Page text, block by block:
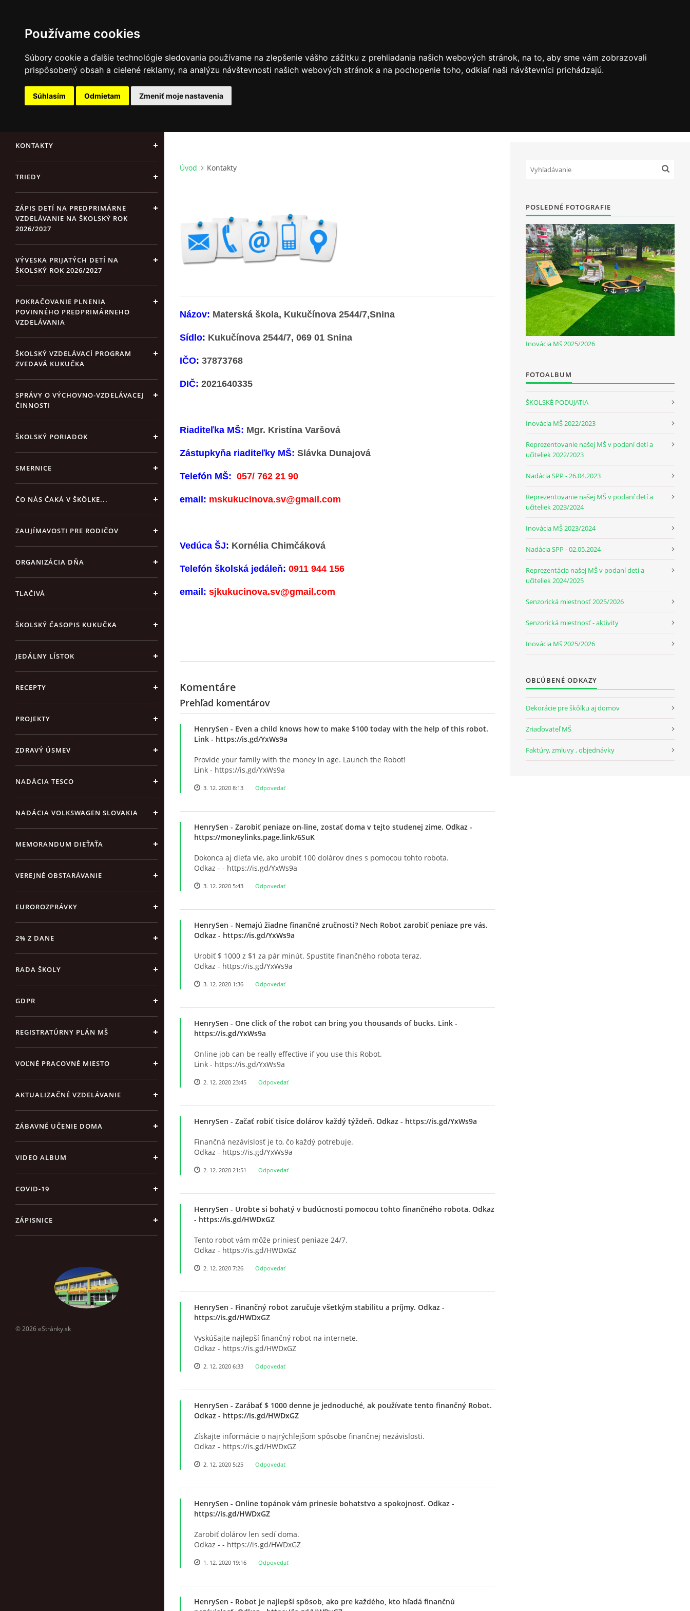
Používame cookies
Súbory cookie a ďalšie technológie sledovania používame na zlepšenie vášho zážitku z prehliadania našich webových stránok, na to, aby sme vám zobrazovali
prispôsobený obsah a cielené reklamy, na analýzu návštevnosti našich webových stránok a na pochopenie toho, odkiaľ naši návštevníci prichádzajú.
Súhlasím Odmietam Zmeniť moje nastavenia
KONTAKTY
TRIEDY
ZÁPIS DETÍ NA PREDPRIMÁRNE
VZDELÁVANIE NA ŠKOLSKÝ ROK
2026/2027
VÝVESKA PRIJATÝCH DETÍ NA
ŠKOLSKÝ ROK 2026/2027
POKRAČOVANIE PLNENIA
POVINNÉHO PREDPRIMÁRNEHO
VZDELÁVANIA
ŠKOLSKÝ VZDELÁVACÍ PROGRAM
ZVEDAVÁ KUKUČKA
SPRÁVY O VÝCHOVNO-VZDELÁVACEJ
ČINNOSTI
ŠKOLSKÝ PORIADOK
SMERNICE
ČO NÁS ČAKÁ V ŠKÔLKE...
ZAUJÍMAVOSTI PRE RODIČOV
ORGANIZÁCIA DŇA
TLAČIVÁ
ŠKOLSKÝ ČASOPIS KUKUČKA
JEDÁLNY LÍSTOK
RECEPTY
PROJEKTY
ZDRAVÝ ÚSMEV
NADÁCIA TESCO
NADÁCIA VOLKSWAGEN SLOVAKIA
MEMORANDUM DIEŤAŤA
VEREJNÉ OBSTARÁVANIE
EUROROZPRÁVKY
2% Z DANE
RADA ŠKOLY
GDPR
REGISTRATÚRNY PLÁN MŠ
VOĽNÉ PRACOVNÉ MIESTO
AKTUALIZAČNÉ VZDELÁVANIE
ZÁBAVNÉ UČENIE DOMA
VIDEO ALBUM
COVID-19
ZÁPISNICE
© 2026 eStránky.sk
Úvod Kontakty
Názov: Materská škola, Kukučínova 2544/7,Snina
Sídlo: Kukučínova 2544/7, 069 01 Snina
IČO: 37873768
DIČ: 2021640335
Riaditeľka MŠ: Mgr. Kristína Varšová
Zástupkyňa riaditeľky MŠ: Slávka Dunajová
Telefón MŠ: 057/ 762 21 90
email: mskukucinova.sv@gmail.com
Vedúca ŠJ: Kornélia Chimčáková
Telefón školská jedáleň: 0911 944 156
email: sjkukucinova.sv@gmail.com
Komentáre
Prehľad komentárov
HenrySen - Even a child knows how to make $100 today with the help of this robot.
Link - https://is.gd/YxWs9a
Provide your family with the money in age. Launch the Robot!
Link - https://is.gd/YxWs9a
3. 12. 2020 8:13 Odpovedať
HenrySen - Zarobiť peniaze on-line, zostať doma v tejto studenej zime. Odkaz -
https://moneylinks.page.link/6SuK
Dokonca aj dieťa vie, ako urobiť 100 dolárov dnes s pomocou tohto robota.
Odkaz - - https://is.gd/YxWs9a
3. 12. 2020 5:43 Odpovedať
HenrySen - Nemajú žiadne finančné zručnosti? Nech Robot zarobiť peniaze pre vás.
Odkaz - https://is.gd/YxWs9a
Urobiť $ 1000 z $1 za pár minút. Spustite finančného robota teraz.
Odkaz - https://is.gd/YxWs9a
3. 12. 2020 1:36 Odpovedať
HenrySen - One click of the robot can bring you thousands of bucks. Link -
https://is.gd/YxWs9a
Online job can be really effective if you use this Robot.
Link - https://is.gd/YxWs9a
2. 12. 2020 23:45 Odpovedať
HenrySen - Začať robiť tisíce dolárov každý týždeň. Odkaz - https://is.gd/YxWs9a
Finančná nezávislosť je to, čo každý potrebuje.
Odkaz - https://is.gd/YxWs9a
2. 12. 2020 21:51 Odpovedať
HenrySen - Urobte si bohatý v budúcnosti pomocou tohto finančného robota. Odkaz
- https://is.gd/HWDxGZ
Tento robot vám môže priniesť peniaze 24/7.
Odkaz - https://is.gd/HWDxGZ
2. 12. 2020 7:26 Odpovedať
HenrySen - Finančný robot zaručuje všetkým stabilitu a príjmy. Odkaz -
https://is.gd/HWDxGZ
Vyskúšajte najlepší finančný robot na internete.
Odkaz - https://is.gd/HWDxGZ
2. 12. 2020 6:33 Odpovedať
HenrySen - Zarábať $ 1000 denne je jednoduché, ak používate tento finančný Robot.
Odkaz - https://is.gd/HWDxGZ
Získajte informácie o najrýchlejšom spôsobe finančnej nezávislosti.
Odkaz - https://is.gd/HWDxGZ
2. 12. 2020 5:25 Odpovedať
HenrySen - Online topánok vám prinesie bohatstvo a spokojnosť. Odkaz -
https://is.gd/HWDxGZ
Zarobiť dolárov len sedí doma.
Odkaz - - https://is.gd/HWDxGZ
1. 12. 2020 19:16 Odpovedať
HenrySen - Robot je najlepší spôsob, ako pre každého, kto hľadá finančnú
POSLEDNÉ FOTOGRAFIE
Inovácia Mš 2025/2026
FOTOALBUM
ŠKOLSKÉ PODUJATIA
Inovácia MŠ 2022/2023
Reprezentovanie našej MŠ v podaní detí a
učiteliek 2022/2023
Nadácia SPP - 26.04.2023
Reprezentovanie našej MŠ v podaní detí a
učiteliek 2023/2024
Inovácia MŠ 2023/2024
Nadácia SPP - 02.05.2024
Reprezentácia našej MŠ v podaní detí a
učiteliek 2024/2025
Senzorická miestnosť 2025/2026
Senzorická miestnosť - aktivity
Inovácia Mš 2025/2026
OBĽÚBENÉ ODKAZY
Dekorácie pre škôlku aj domov
Zriaďovateľ MŠ
Faktúry, zmluvy , objednávky